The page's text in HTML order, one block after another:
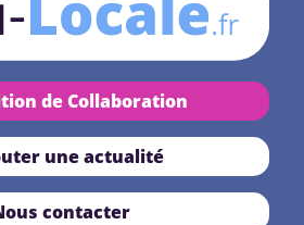
de Collaboration
une actualité
contacter